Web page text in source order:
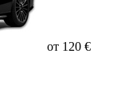
от 120 €